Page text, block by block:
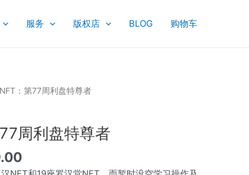
服务 版权店 BLOG 购物车
：第77周利盘特尊者
周利盘特尊者
。
当
格
$6,999.00。